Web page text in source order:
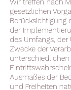
Wir treffen nach
gesetzlichen
Berücksichtigung
der
des Umfangs,
Zwecke der
unterschiedlichen
Ausmaßes der
und Freiheiten